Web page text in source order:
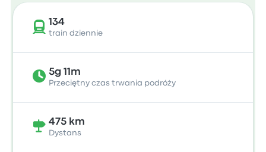
134
train dziennie
5g 11m
Przeciętny czas trwania podróży
475 km
Dystans